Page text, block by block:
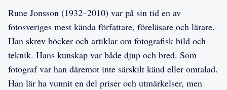
Rune Jonsson (1932–2010) var på sin tid en av
fotosveriges mest kända författare, föreläsare och lärare.
Han skrev böcker och artiklar om fotografisk bild och
teknik. Hans kunskap var både djup och bred. Som
fotograf var han däremot inte särskilt känd eller omtalad.
Han lär ha vunnit en del priser och utmärkelser, men